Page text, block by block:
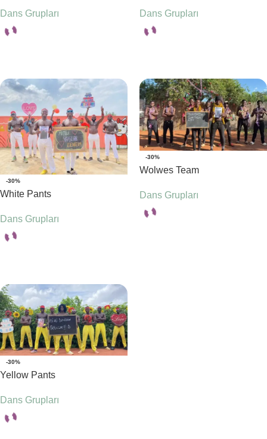
Dans Grupları Dans Grupları
-30%
White Pants
Dans Grupları
-30%
Wolwes Team
Dans Grupları
-30%
Yellow Pants
Dans Grupları